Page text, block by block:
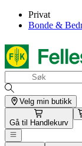
Privat
Bonde &
Velg min butikk
Gå til Handlekurv